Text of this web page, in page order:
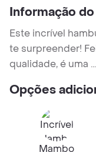
Informação
Este incrível
te surpreender!
qualidade, é uma ...
Opções
Mambo